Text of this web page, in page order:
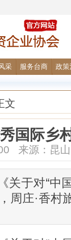
采 服务台商 政策
文
国际乡
来源：昆
关于对“中
周庄·香村